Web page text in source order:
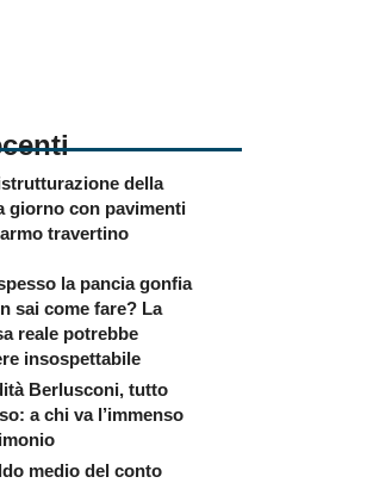
della
giorno con pavimenti
travertino
la pancia gonfia
sai come fare? La
reale potrebbe
insospettabile
Berlusconi, tutto
a chi va l’immenso
medio del conto